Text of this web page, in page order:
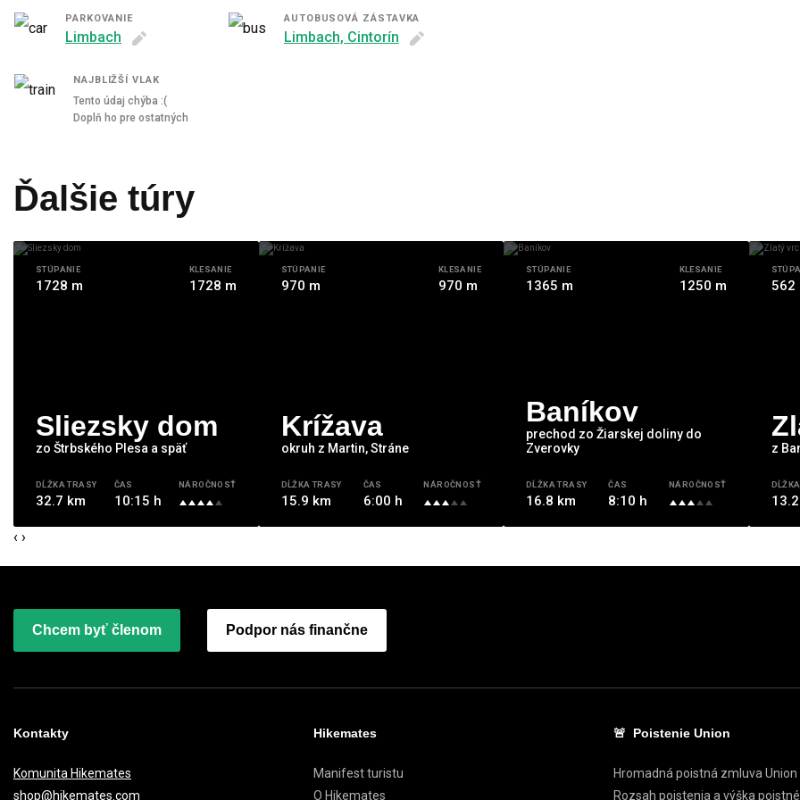
PARKOVANIE
Limbach
AUTOBUSOVÁ ZÁSTAVKA
Limbach, Cintorín
NAJBLIŽŠÍ VLAK
Tento údaj chýba :(
Doplň ho pre ostatných
Ďalšie túry
STÚPANIE
1728 m
KLESANIE
1728 m
Sliezsky dom
zo Štrbského Plesa a späť
DĹŽKA TRASY
32.7 km
ČAS
10:15 h
NÁROČNOSŤ
STÚPANIE
970 m
KLESANIE
970 m
Krížava
okruh z Martin, Stráne
DĹŽKA TRASY
15.9 km
ČAS
6:00 h
NÁROČNOSŤ
STÚPANIE
1365 m
KLESANIE
1250 m
Baníkov
prechod zo Žiarskej doliny do
Zverovky
DĹŽKA TRASY
16.8 km
ČAS
8:10 h
NÁROČNOSŤ
562
z
‹ ›
Chcem byť členom Podpor nás finančne
Kontakty
Komunita Hikemates
shop@hikemates.com
Hikemates
Manifest turistu
O Hikemates
🚨 Poistenie Union
Hromadná poistná zmluva Union
Rozsah poistenia a výška